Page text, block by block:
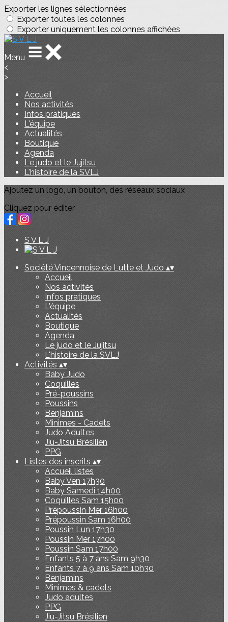
Exporter les lignes sélectionnées
Exporter toutes les colonnes
Exporter uniquement les colonnes affichées
Menu
<
>
Accueil
Nos activités
Infos pratiques
L'équipe
Actualités
Boutique
Agenda
Le judo et le Jujitsu
L'histoire de la SVLJ
Ajoutez un logo, un bouton, des réseaux sociaux
Cliquez pour éditer
S V L J
Société Vincennoise de Lutte et Judo ▴▾
Accueil
Nos activités
Infos pratiques
L'équipe
Actualités
Boutique
Agenda
Le judo et le Jujitsu
L'histoire de la SVLJ
Activités ▴▾
Baby Judo
Coquilles
Pré-poussins
Poussins
Benjamins
Minimes - Cadets
Judo Adultes
Jiu-Jitsu Brésilien
PPG
Listes des inscrits ▴▾
Accueil listes
Baby Ven 17h30
Baby Samedi 14h00
Coquilles Sam 15h00
Prépoussin Mer 16h00
Prépoussin Sam 16h00
Poussin Lun 17h30
Poussin Mer 17h00
Poussin Sam 17h00
Enfants 5 à 7 ans Sam 9h30
Enfants 7 à 9 ans Sam 10h30
Benjamins
Minimes & cadets
Judo adultes
PPG
Jiu-Jitsu Brésilien